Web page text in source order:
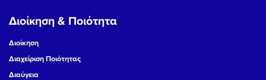
Διοίκηση & Ποιότητα
Διοίκηση
Διαχείριση Ποιότητας
Διαύγεια